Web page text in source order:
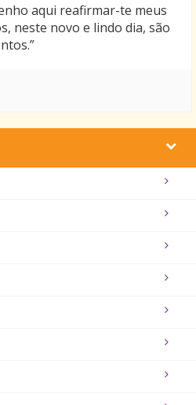
aqui reafirmar-te meus
neste novo e lindo dia, são